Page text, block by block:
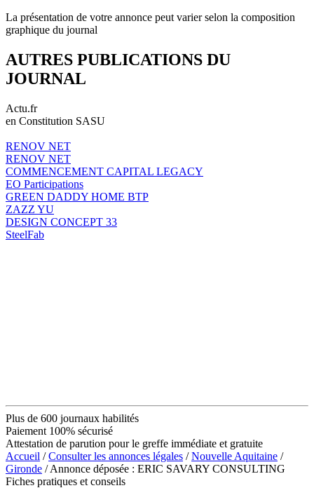
La présentation de votre annonce peut varier selon la composition
graphique du journal
AUTRES PUBLICATIONS DU
JOURNAL
Actu.fr
en Constitution SASU
RENOV NET
RENOV NET
COMMENCEMENT CAPITAL LEGACY
EO Participations
GREEN DADDY HOME BTP
ZAZZ YU
DESIGN CONCEPT 33
SteelFab
Plus de 600 journaux habilités
Paiement 100% sécurisé
Attestation de parution pour le greffe immédiate et gratuite
Accueil /Consulter les annonces légales /Nouvelle Aquitaine /
Gironde / Annonce déposée : ERIC SAVARY CONSULTING
Fiches pratiques et conseils